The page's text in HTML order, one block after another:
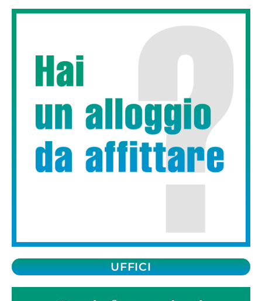
UFFICI